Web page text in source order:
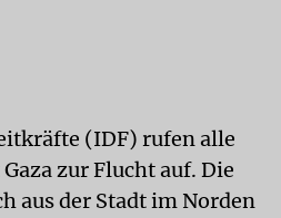
(IDF) rufen alle
zur Flucht auf. Die
aus der Stadt im Norden